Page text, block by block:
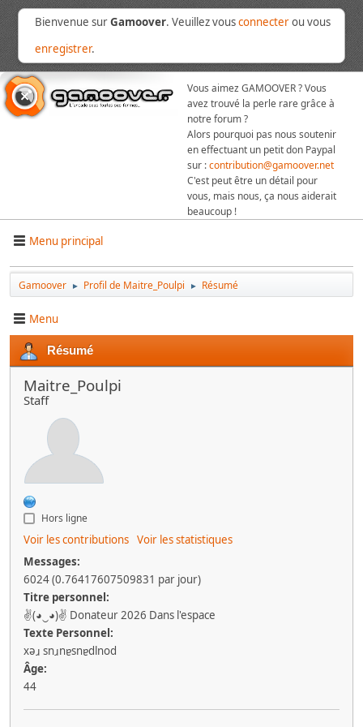
Bienvenue surGamoover. Veuillez vousconnecterou vous
enregistrer.
Vous aimez GAMOOVER ? Vous
avez trouvé la perle rare grâce à
notre forum ?
Alors pourquoi pas nous soutenir
en effectuant un petit don Paypal
sur :contribution@gamoover.net
C'est peut être un détail pour
vous, mais nous, ça nous aiderait
beaucoup !
Menu principal
Gamoover ► Profil de Maitre_Poulpi ► Résumé
Menu
Résumé
Maitre_Poulpi
Staff
Hors ligne
Voir les contributions Voir les statistiques
Messages:
6024 (0.76417607509831 par jour)
Titre personnel:
✌(◕‿◕)✌ Donateur 2026 Dans l'espace
Texte Personnel:
xǝɹ snɹnɐsnɐdlnod
Âge:
44